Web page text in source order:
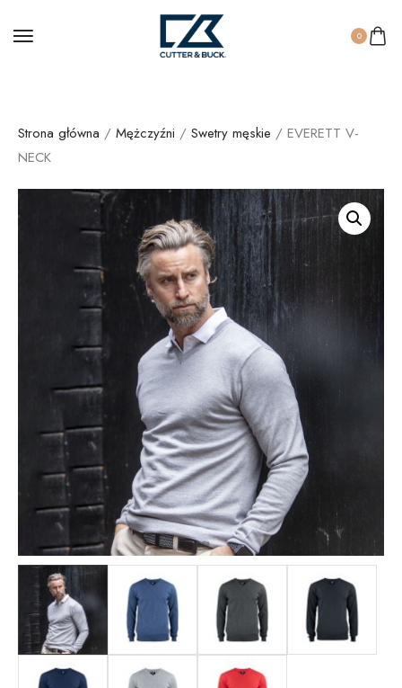
0
Strona główna / Mężczyźni / Swetry męskie / EVERETT V-
NECK